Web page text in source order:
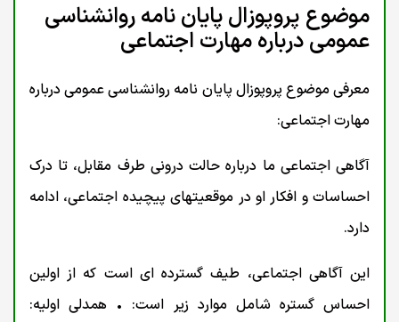
موضوع پروپوزال پایان نامه روانشناسی
عمومی درباره مهارت اجتماعی
معرفی موضوع پروپوزال پایان نامه روانشناسی عمومی درباره
مهارت اجتماعی:
آگاهی اجتماعی ما درباره حالت درونی طرف مقابل، تا درک
احساسات و افکار او در موقعیتهای پیچیده اجتماعی، ادامه
دارد.
این آگاهی اجتماعی، طیف گسترده ای است که از اولین
احساس گستره شامل موارد زیر است: • همدلی اولیه: